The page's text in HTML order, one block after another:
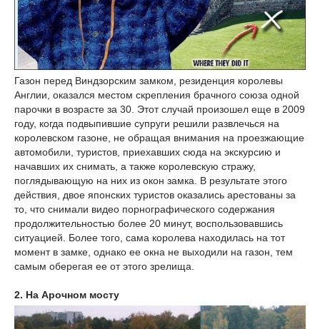
Газон перед Виндзорским замком, резиденция королевы
Англии, оказался местом скрепления брачного союза одной
парочки в возрасте за 30. Этот случай произошел еще в 2009
году, когда подвыпившие супруги решили развлечься на
королевском газоне, не обращая внимания на проезжающие
автомобили, туристов, приехавших сюда на экскурсию и
начавших их снимать, а также королевскую стражу,
поглядывающую на них из окон замка. В результате этого
действия, двое японских туристов оказались арестованы за
то, что снимали видео порнографического содержания
продолжительностью более 20 минут, воспользовавшись
ситуацией. Более того, сама королева находилась на тот
момент в замке, однако ее окна не выходили на газон, тем
самым оберегая ее от этого зрелища.
2. На Арочном мосту